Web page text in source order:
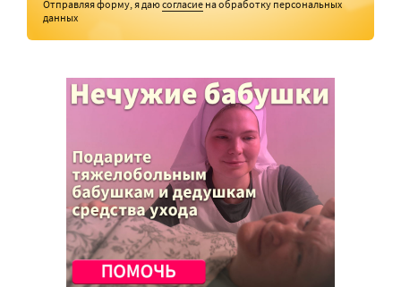
Отправляя форму, я даюсогласие на обработку персональных
данных